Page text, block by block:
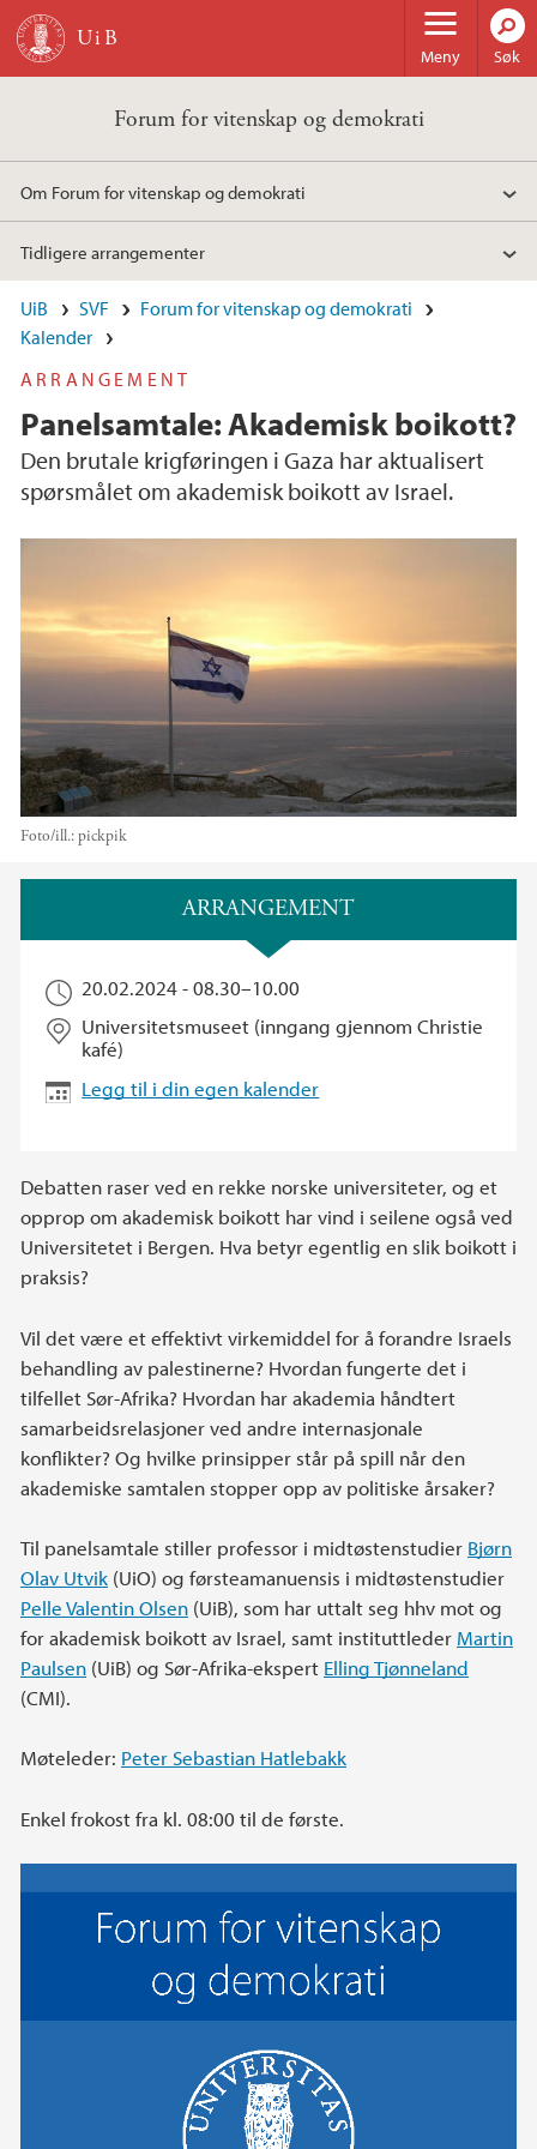
Hopp til hovedinnhold
Meny Søk
Forum for vitenskap og demokrati
Om Forum for vitenskap og demokrati
Tidligere arrangementer
UiB SVF
Forum for vitenskap og demokrati
Kalender
ARRANGEMENT
Panelsamtale: Akademisk boikott?
Den brutale krigføringen i Gaza har aktualisert
spørsmålet om akademisk boikott av Israel.
Foto/ill.:pickpik
ARRANGEMENT
20.02.2024 -08.30–10.00
Universitetsmuseet (inngang gjennom Christie
kafé)
Legg til i din egen kalender
Debatten raser ved en rekke norske universiteter, og et
opprop om akademisk boikott har vind i seilene også ved
Universitetet i Bergen. Hva betyr egentlig en slik boikott i
praksis?
Vil det være et effektivt virkemiddel for å forandre Israels
behandling av palestinerne? Hvordan fungerte det i
tilfellet Sør-Afrika? Hvordan har akademia håndtert
samarbeidsrelasjoner ved andre internasjonale
konflikter? Og hvilke prinsipper står på spill når den
akademiske samtalen stopper opp av politiske årsaker?
Til panelsamtale stiller professor i midtøstenstudier Bjørn
Olav Utvik (UiO) og førsteamanuensis i midtøstenstudier
Pelle Valentin Olsen (UiB), som har uttalt seg hhv mot og
for akademisk boikott av Israel, samt instituttleder Martin
Paulsen (UiB) og Sør-Afrika-ekspert Elling Tjønneland
(CMI).
Møteleder: Peter Sebastian Hatlebakk
Enkel frokost fra kl. 08:00 til de første.